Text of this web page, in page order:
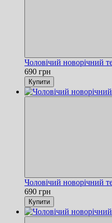
Чоловічий новорічний
690 грн
Купити
Чоловічий новорічний
690 грн
Купити